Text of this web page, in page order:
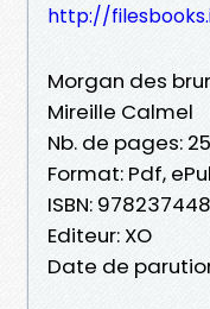
http://
Morgan des
Mireille Calmel
Nb. de pages:
Format: Pdf,
ISBN:
Editeur: XO
Date de